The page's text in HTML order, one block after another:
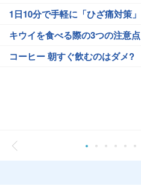
1日10分で手軽に「ひざ痛対策」
キウイを食べる際の3つの注意点
コーヒー 朝すぐ飲むのはダメ?